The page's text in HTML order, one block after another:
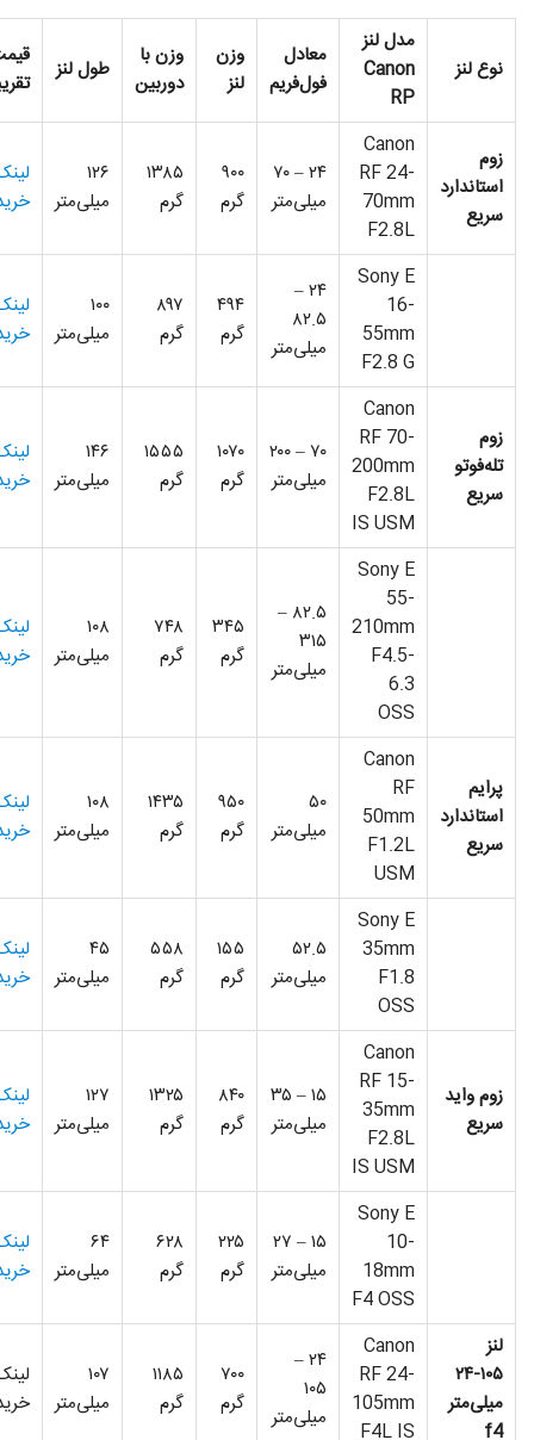
نوع لنز
مدل لنز
Canon
RP
معادل
فول‌فریم
وزن
لنز
وزن با
دوربین
طول لنز
زوم
استاندارد
سریع
Canon
RF 24-
70mm
F2.8L
۲۴ – ۷۰
میلی‌متر
۹۰۰
گرم
۱۳۸۵
گرم
۱۲۶
میلی‌متر
Sony E
16-
55mm
F2.8 G
۲۴ –
۸۲.۵
میلی‌متر
۴۹۴
گرم
۸۹۷
گرم
۱۰۰
میلی‌متر
زوم
تله‌فوتو
سریع
Canon
RF 70-
200mm
F2.8L
IS USM
۷۰ – ۲۰۰
میلی‌متر
۱۰۷۰
گرم
۱۵۵۵
گرم
۱۴۶
میلی‌متر
Sony E
55-
210mm
F4.5-
6.3
OSS
۸۲.۵ –
۳۱۵
میلی‌متر
۳۴۵
گرم
۷۴۸
گرم
۱۰۸
میلی‌متر
پرایم
استاندارد
سریع
Canon
RF
50mm
F1.2L
USM
۵۰
میلی‌متر
۹۵۰
گرم
۱۴۳۵
گرم
۱۰۸
میلی‌متر
Sony E
35mm
F1.8
OSS
۵۲.۵
میلی‌متر
۱۵۵
گرم
۵۵۸
گرم
۴۵
میلی‌متر
زوم واید
سریع
Canon
RF 15-
35mm
F2.8L
IS USM
۱۵ – ۳۵
میلی‌متر
۸۴۰
گرم
۱۳۲۵
گرم
۱۲۷
میلی‌متر
Sony E
10-
18mm
F4 OSS
۱۵ – ۲۷
میلی‌متر
۲۲۵
گرم
۶۲۸
گرم
۶۴
میلی‌متر
لنز
۱۰۵-۲۴
میلی‌متر
f4
Canon
RF 24-
105mm
F4L IS
۲۴ –
۱۰۵
میلی‌متر
۷۰۰
گرم
۱۱۸۵
گرم
۱۰۷
میلی‌متر